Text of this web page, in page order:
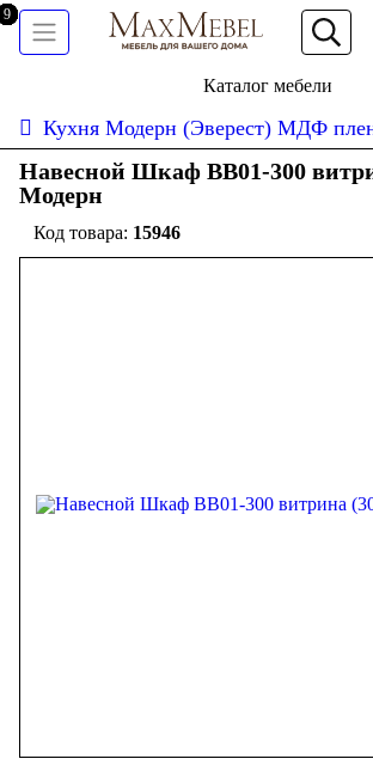
066 472
Каталог мебели
Кухня Модерн (Эверест) МДФ
Навесной Шкаф ВВ01-300
Модерн
15946